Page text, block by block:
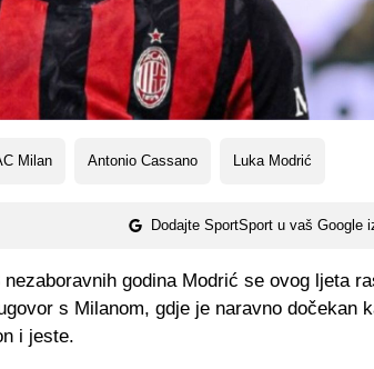
Milan Antonio Cassano Luka Modrić
Dodajte SportSport u vaš Google
nezaboravnih godina Modrić se ovog ljeta
s Milanom, gdje je naravno dočekan
i jeste.